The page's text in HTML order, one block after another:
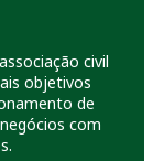
civil
objetivos
de
com